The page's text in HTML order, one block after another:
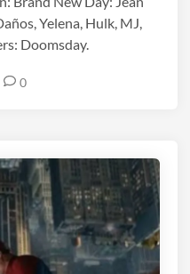
Yelena, Hulk, MJ,
Doomsday.
0